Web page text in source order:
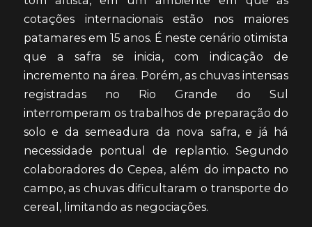
cotações internacionais estão nos maiores
patamares em 15 anos. É neste cenário otimista
que a safra se inicia, com indicação de
incremento na área. Porém, as chuvas intensas
registradas no Rio Grande do Sul
interromperam os trabalhos de preparação do
solo e da semeadura da nova safra, e já há
necessidade pontual de replantio. Segundo
colaboradores do Cepea, além do impacto no
campo, as chuvas dificultaram o transporte do
cereal, limitando as negociações.